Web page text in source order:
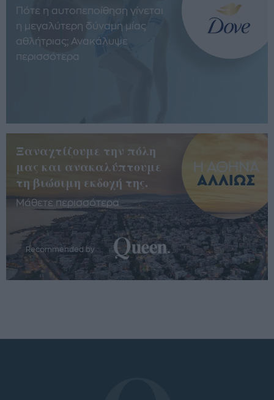
Πότε η αυτοπεποίθηση γίνεται
η μεγαλύτερη δύναμη μίας
αθλήτριας; Ανακάλυψε
περισσότερα
Ξαναχτίζουμε την πόλη
μας και ανακαλύπτουμε
τη βιώσιμη εκδοχή της.
Μάθετε περισσότερα
Recommended by